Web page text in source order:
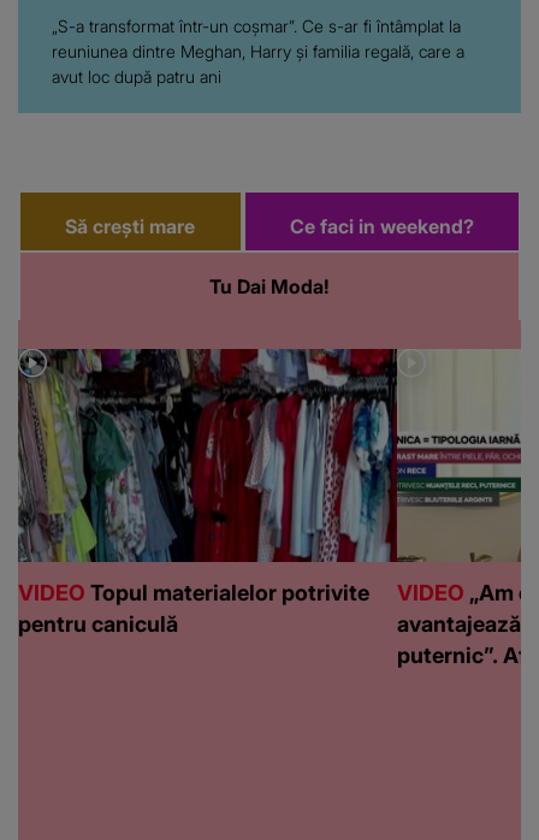
„S-a transformat într-un coșmar”. Ce s-ar fi întâmplat la
reuniunea dintre Meghan, Harry și familia regală, care a
avut loc după patru ani
Să crești mare
Tu Dai Moda!
Ce faci in weekend?
VIDEO Topul materialelor potrivite
pentru caniculă
VIDEO „Am
avantajează
puternic”.